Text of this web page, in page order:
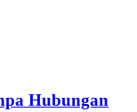
Hubungan